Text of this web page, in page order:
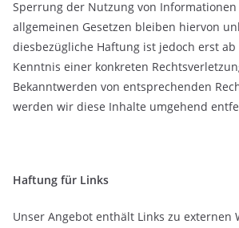
Sperrung der Nutzung von Informationen
allgemeinen Gesetzen bleiben hiervon
diesbezügliche Haftung ist jedoch erst
Kenntnis einer konkreten
Bekanntwerden von entsprechenden
werden wir diese Inhalte umgehend
Haftung für Links
Unser Angebot enthält Links zu externen